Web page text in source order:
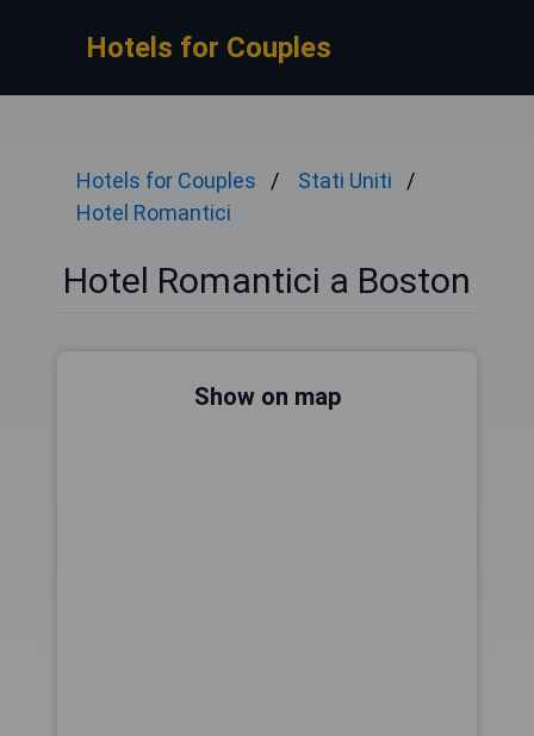
Hotels for Couples
Hotels for Couples
Stati Uniti
Hotel Romantici
Hotel Romantici a Boston
Show on map